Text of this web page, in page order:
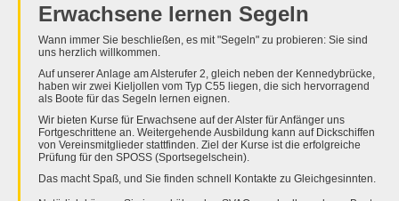
Erwachsene lernen Segeln
Wann immer Sie beschließen, es mit "Segeln" zu probieren: Sie sind
uns herzlich willkommen.
Auf unserer Anlage am Alsterufer 2, gleich neben der Kennedybrücke,
haben wir zwei Kieljollen vom Typ C55 liegen, die sich hervorragend
als Boote für das Segeln lernen eignen.
Wir bieten Kurse für Erwachsene auf der Alster für Anfänger uns
Fortgeschrittene an. Weitergehende Ausbildung kann auf Dickschiffen
von Vereinsmitglieder stattfinden. Ziel der Kurse ist die erfolgreiche
Prüfung für den SPOSS (Sportsegelschein).
Das macht Spaß, und Sie finden schnell Kontakte zu Gleichgesinnten.